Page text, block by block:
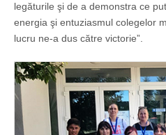
legăturile şi de a demonstra ce
energia şi entuziasmul colegelor
lucru ne-a dus către victorie”.